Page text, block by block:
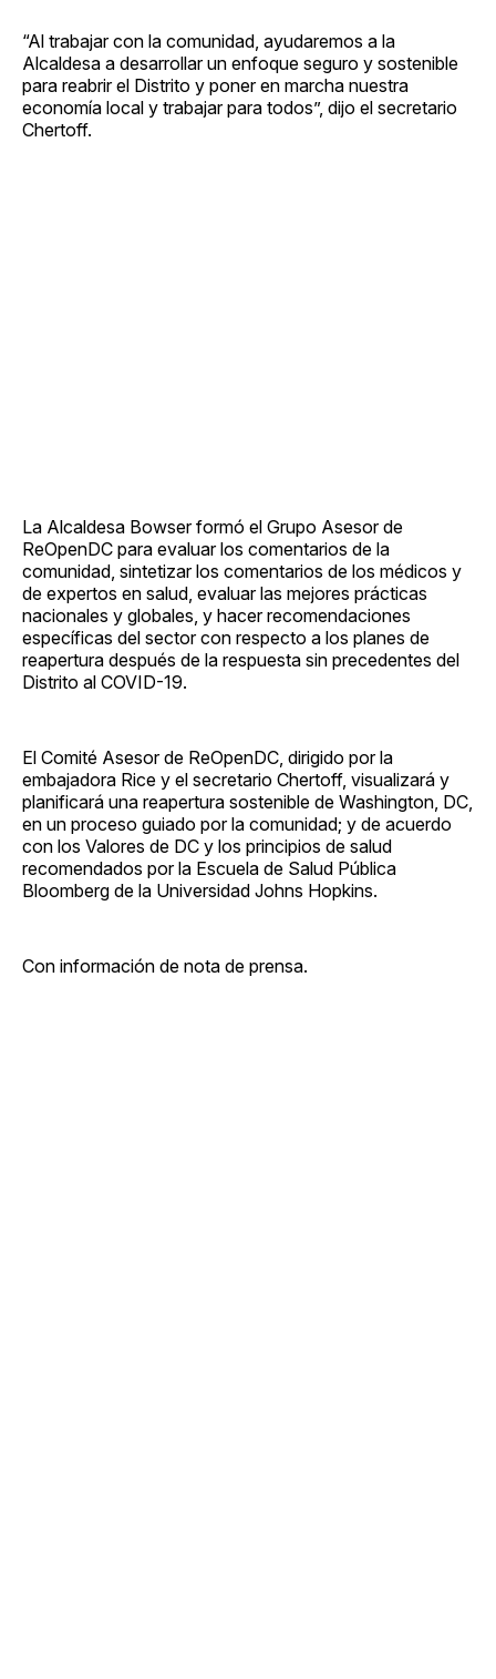
“Al trabajar con la comunidad, ayudaremos a la
Alcaldesa a desarrollar un enfoque seguro y sostenible
para reabrir el Distrito y poner en marcha nuestra
economía local y trabajar para todos”, dijo el secretario
Chertoff.
La Alcaldesa Bowser formó el Grupo Asesor de
ReOpenDC para evaluar los comentarios de la
comunidad, sintetizar los comentarios de los médicos y
de expertos en salud, evaluar las mejores prácticas
nacionales y globales, y hacer recomendaciones
específicas del sector con respecto a los planes de
reapertura después de la respuesta sin precedentes del
Distrito al COVID-19.
El Comité Asesor de ReOpenDC, dirigido por la
embajadora Rice y el secretario Chertoff, visualizará y
planificará una reapertura sostenible de Washington, DC,
en un proceso guiado por la comunidad; y de acuerdo
con los Valores de DC y los principios de salud
recomendados por la Escuela de Salud Pública
Bloomberg de la Universidad Johns Hopkins.
Con información de nota de prensa.